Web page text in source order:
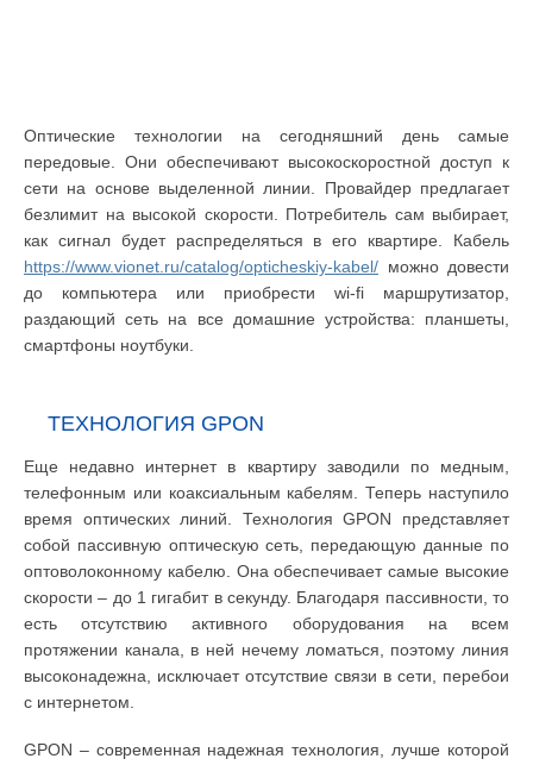
Оптические технологии на сегодняшний день самые
передовые. Они обеспечивают высокоскоростной доступ к
сети на основе выделенной линии. Провайдер предлагает
безлимит на высокой скорости. Потребитель сам выбирает,
как сигнал будет распределяться в его квартире. Кабель
https://www.vionet.ru/catalog/opticheskiy-kabel/ можно довести
до компьютера или приобрести wi-fi маршрутизатор,
раздающий сеть на все домашние устройства: планшеты,
смартфоны ноутбуки.
ТЕХНОЛОГИЯ GPON
Еще недавно интернет в квартиру заводили по медным,
телефонным или коаксиальным кабелям. Теперь наступило
время оптических линий. Технология GPON представляет
собой пассивную оптическую сеть, передающую данные по
оптоволоконному кабелю. Она обеспечивает самые высокие
скорости – до 1 гигабит в секунду. Благодаря пассивности, то
есть отсутствию активного оборудования на всем
протяжении канала, в ней нечему ломаться, поэтому линия
высоконадежна, исключает отсутствие связи в сети, перебои
с интернетом.
GPON – современная надежная технология, лучше которой